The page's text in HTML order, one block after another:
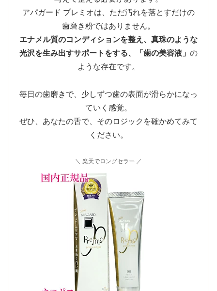
アパガード プレミオは、ただ汚れを落とすだけの
歯磨き粉ではありません。
エナメル質のコンディションを整え、真珠のような
光沢を生み出すサポートをする、「歯の美容液」 の
ような存在です。
毎日の歯磨きで、少しずつ歯の表面が滑らかになっ
ていく感覚。
ぜひ、あなたの舌で、そのロジックを確かめてみて
ください。
＼ 楽天でロングセラー ／